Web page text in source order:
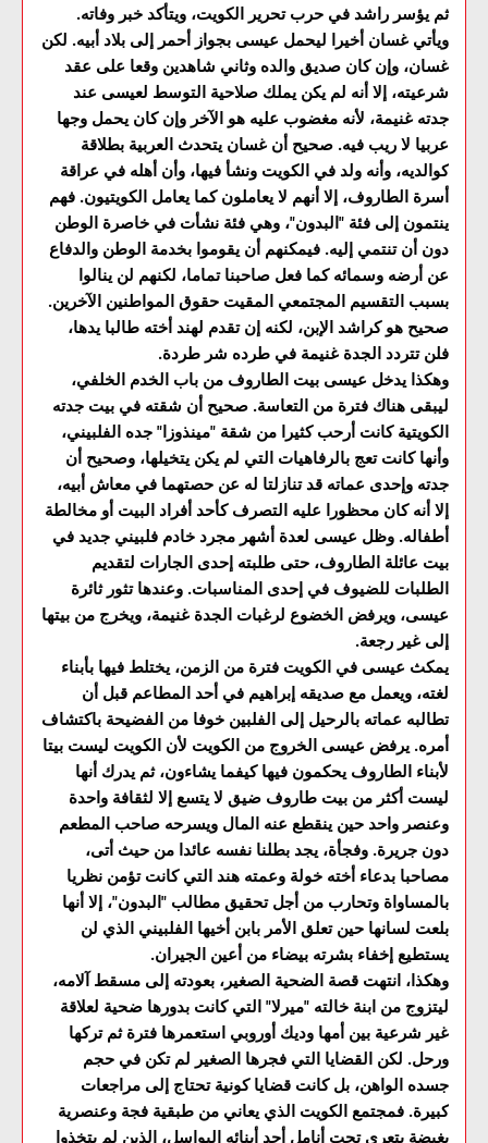
ثم يؤسر راشد في حرب تحرير الكويت، ويتأكد خبر وفاته.
ويأتي غسان أخيرا ليحمل عيسى بجواز أحمر إلى بلاد أبيه. لكن
غسان، وإن كان صديق والده وثاني شاهدين وقعا على عقد
شرعيته، إلا أنه لم يكن يملك صلاحية التوسط لعيسى عند
جدته غنيمة، لأنه مغضوب عليه هو الآخر وإن كان يحمل وجها
عربيا لا ريب فيه. صحيح أن غسان يتحدث العربية بطلاقة
كوالديه، وأنه ولد في الكويت ونشأ فيها، وأن أهله في عراقة
أسرة الطاروف، إلا أنهم لا يعاملون كما يعامل الكويتيون. فهم
ينتمون إلى فئة "البدون"، وهي فئة نشأت في خاصرة الوطن
دون أن تنتمي إليه. فيمكنهم أن يقوموا بخدمة الوطن والدفاع
عن أرضه وسمائه كما فعل صاحبنا تماما، لكنهم لن ينالوا
بسبب التقسيم المجتمعي المقيت حقوق المواطنين الآخرين.
صحيح هو كراشد الإبن، لكنه إن تقدم لهند أخته طالبا يدها،
فلن تتردد الجدة غنيمة في طرده شر طردة.
وهكذا يدخل عيسى بيت الطاروف من باب الخدم الخلفي،
ليبقى هناك فترة من التعاسة. صحيح أن شقته في بيت جدته
الكويتية كانت أرحب كثيرا من شقة "مينذوزا" جده الفلبيني،
وأنها كانت تعج بالرفاهيات التي لم يكن يتخيلها، وصحيح أن
جدته وإحدى عماته قد تنازلتا له عن حصتهما في معاش أبيه،
إلا أنه كان محظورا عليه التصرف كأحد أفراد البيت أو مخالطة
أطفاله. وظل عيسى لعدة أشهر مجرد خادم فلبيني جديد في
بيت عائلة الطاروف، حتى طلبته إحدى الجارات لتقديم
الطلبات للضيوف في إحدى المناسبات. وعندها تثور ثائرة
عيسى، ويرفض الخضوع لرغبات الجدة غنيمة، ويخرج من بيتها
إلى غير رجعة.
يمكث عيسى في الكويت فترة من الزمن، يختلط فيها بأبناء
لغته، ويعمل مع صديقه إبراهيم في أحد المطاعم قبل أن
تطالبه عماته بالرحيل إلى الفلبين خوفا من الفضيحة باكتشاف
أمره. يرفض عيسى الخروج من الكويت لأن الكويت ليست بيتا
لأبناء الطاروف يحكمون فيها كيفما يشاءون، ثم يدرك أنها
ليست أكثر من بيت طاروف ضيق لا يتسع إلا لثقافة واحدة
وعنصر واحد حين ينقطع عنه المال ويسرحه صاحب المطعم
دون جريرة. وفجأة، يجد بطلنا نفسه عائدا من حيث أتى،
مصاحبا بدعاء أخته خولة وعمته هند التي كانت تؤمن نظريا
بالمساواة وتحارب من أجل تحقيق مطالب "البدون"، إلا أنها
بلعت لسانها حين تعلق الأمر بابن أخيها الفلبيني الذي لن
يستطيع إخفاء بشرته بيضاء من أعين الجيران.
وهكذا، انتهت قصة الضحية الصغير، بعودته إلى مسقط آلامه،
ليتزوج من ابنة خالته "ميرلا" التي كانت بدورها ضحية لعلاقة
غير شرعية بين أمها وديك أوروبي استعمرها فترة ثم تركها
ورحل. لكن القضايا التي فجرها الصغير لم تكن في حجم
جسده الواهن، بل كانت قضايا كونية تحتاج إلى مراجعات
كبيرة. فمجتمع الكويت الذي يعاني من طبقية فجة وعنصرية
بغيضة يتعرى تحت أنامل أحد أبنائه البواسل، الذين لم يتخذوا